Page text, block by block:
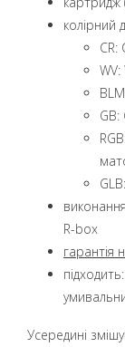
колірний
R-box
гарантія
Усередині